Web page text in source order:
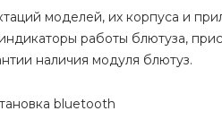
моделей, их корпуса и
работы блютуза,
наличия модуля блютуз.